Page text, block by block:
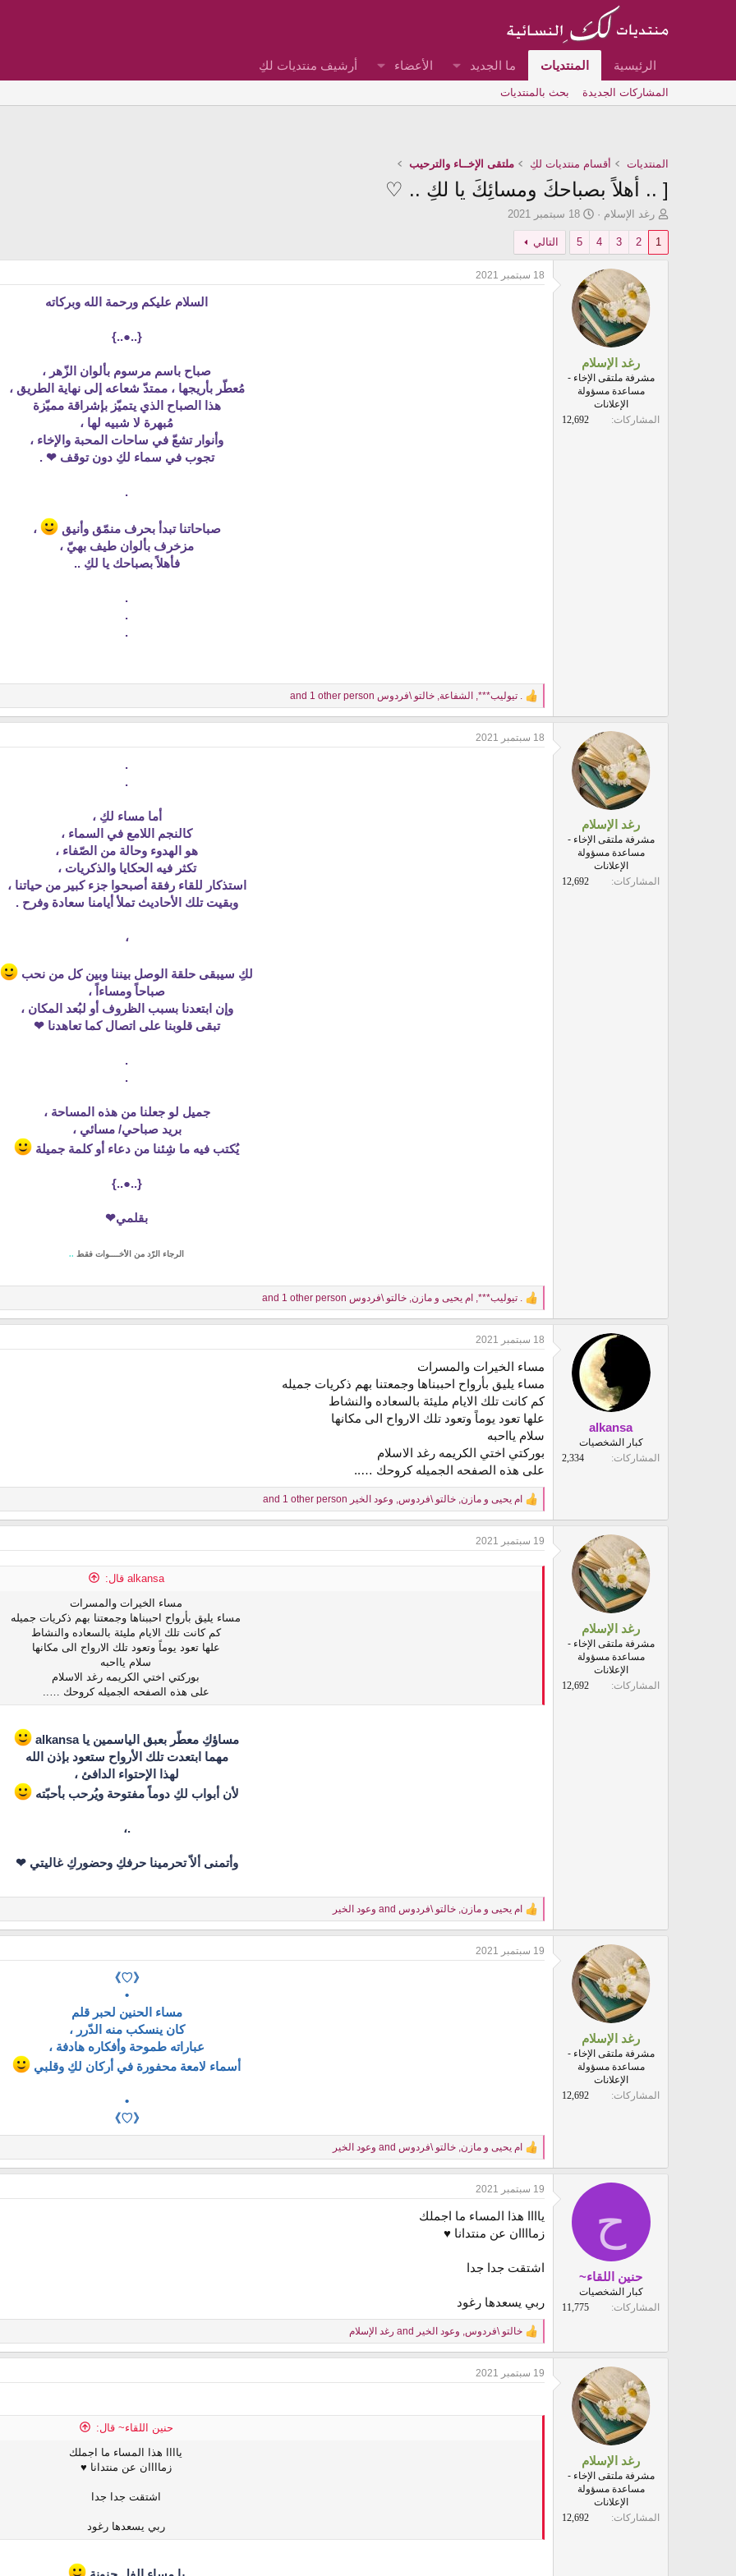
الرئيسية المنتديات ما الجديد الأعضاء أرشيف منتديات لكِ
المشاركات الجديدة بحث بالمنتديات
المنتديات أقسام منتديات لكِ ملتقى الإخــاء والترحيب
[ .. أهلاً بصباحكَ ومسائِكَ يا لكِ .. ♡
ب
ا
ئ
م
رغد الإسلام
ت
ا
ر
ي
ا
ل
ب
د
18 سبتمبر 2021
1
2
3
4
5 التالي
رغد الإسلام
مشرفة ملتقى الإخاء -
مساعدة مسؤولة
الإعلانات
المشاركات
12,692
18 سبتمبر 2021
السلام عليكم ورحمة الله وبركاته
{..●..}
صباح باسم مرسوم بألوان الزّهر ،
مُعطّر بأريجها ، ممتدّ شعاعه إلى نهاية الطريق ،
هذا الصباح الذي يتميّز بإشراقة مميّزة
مُبهرة لا شبيه لها ،
وأنوار تشعّ في ساحات المحبة والإخاء ،
تجوب في سماء لكِ دون توقف ❤ .
.
صباحاتنا تبدأ بحرف منمّق وأنيق
،
مزخرف بألوان طيف بهيّ ،
فأهلاً بصباحك يا لكِ ..
.
.
.
R
e
c
. تيوليب*** الشفاعة خالتو \فردوس
رغد الإسلام
مشرفة ملتقى الإخاء -
مساعدة مسؤولة
الإعلانات
المشاركات
12,692
18 سبتمبر 2021
.
.
أما مساء لكِ ،
كالنجم اللامع في السماء ،
هو الهدوء وحالة من الصّفاء ،
تكثر فيه الحكايا والذكريات ،
استذكار للقاء رفقة أصبحوا جزء كبير من حياتنا ،
وبقيت تلك الأحاديث تملأ أيامنا سعادة وفرح .
،
لكِ سيبقى حلقة الوصل بيننا وبين كل من نحب
صباحاً ومساءاً ،
وإن ابتعدنا بسبب الظروف أو لبُعد المكان ،
تبقى قلوبنا على اتصال كما تعاهدنا ❤
.
.
جميل لو جعلنا من هذه المساحة ،
بريد صباحي/ مسائي ،
يُكتب فيه ما شِئنا من دعاء أو كلمة جميلة
{..●..}
بقلمي❤
الرجاء الرّد من الأخــــوات فقط ..
R
e
c
i
o
s
:
. تيوليب***, ام يحيى و مازن, خالتو \فردوس
alkansa
كبار الشخصيات
المشاركات
2,334
18 سبتمبر 2021
مساء الخيرات والمسرات
مساء يليق بأرواح احببناها وجمعتنا بهم ذكريات جميله
كم كانت تلك الايام مليئة بالسعاده والنشاط
علها تعود يوماً وتعود تلك الارواح الى مكانها
سلام يااحبه
بوركتي اختي الكريمه رغد الاسلام
على هذه الصفحه الجميله كروحك …..
R
e
c
ام يحيى و مازن, خالتو \فردوس, وعود الخير
رغد الإسلام
مشرفة ملتقى الإخاء -
مساعدة مسؤولة
الإعلانات
المشاركات
12,692
19 سبتمبر 2021
alkansa قال:
مساء الخيرات والمسرات
مساء يليق بأرواح احببناها وجمعتنا بهم ذكريات جميله
كم كانت تلك الايام مليئة بالسعاده والنشاط
علها تعود يوماً وتعود تلك الارواح الى مكانها
سلام يااحبه
بوركتي اختي الكريمه رغد الاسلام
على هذه الصفحه الجميله كروحك …..
مساؤكِ معطّر بعبق الياسمين يا alkansa
مهما ابتعدت تلك الأرواح ستعود بإذن الله
لهذا الإحتواء الدافئ ،
لأن أبواب لكِ دوماً مفتوحة ويُرحب بأحبّته
.،
وأتمنى ألاّ تحرمينا حرفكِ وحضوركِ غاليتي ❤
R
e
c
ام يحيى و مازن, خالتو \فردوس وعود الخير
رغد الإسلام
مشرفة ملتقى الإخاء -
مساعدة مسؤولة
الإعلانات
المشاركات
12,692
19 سبتمبر 2021
《♡》
•
مساء الحنين لحبر قلم
كان ينسكب منه الدّرر ،
عباراته طموحة وأفكاره هادفة ،
أسماء لامعة محفورة في أركان لكِ وقلبي
•
《♡》
R
e
c
i
o
n
:
ام يحيى و مازن, خالتو \فردوس وعود الخير
ح
حنين اللقاء~
كبار الشخصيات
المشاركات
11,775
19 سبتمبر 2021
ياااا هذا المساء ما اجملك
زماااان عن منتدانا ♥
اشتقت جدا جدا
ربي يسعدها رغود
R
e
c
o
خالتو \فردوس, وعود الخير رغد الإسلام
رغد الإسلام
مشرفة ملتقى الإخاء -
مساعدة مسؤولة
الإعلانات
المشاركات
12,692
19 سبتمبر 2021
حنين اللقاء~ قال:
ياااا هذا المساء ما اجملك
زماااان عن منتدانا ♥
اشتقت جدا جدا
ربي يسعدها رغود